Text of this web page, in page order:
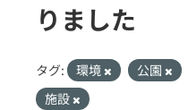
りました
タグ: 環境 公園
施設